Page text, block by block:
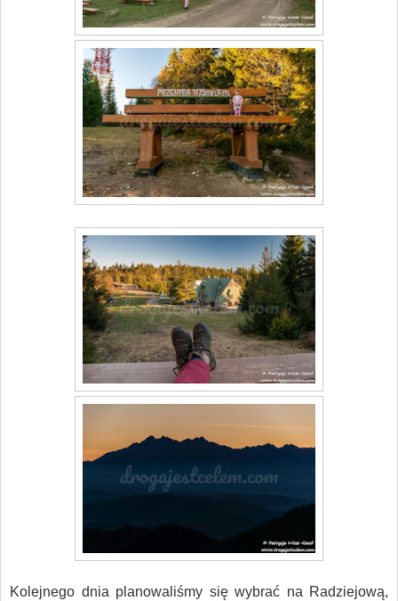
Kolejnego dnia planowaliśmy się wybrać na Radziejową,